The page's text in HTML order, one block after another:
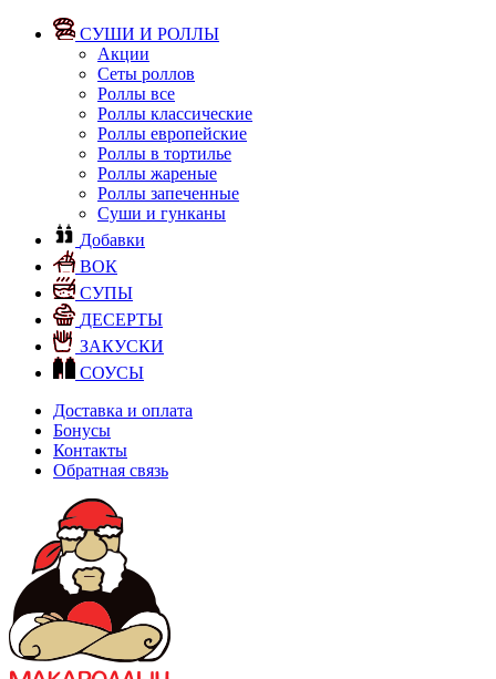
СУШИ И РОЛЛЫ
Акции
Сеты роллов
Роллы все
Роллы классические
Роллы европейские
Роллы в тортилье
Роллы жареные
Роллы запеченные
Суши и гунканы
Добавки
ВОК
СУПЫ
ДЕСЕРТЫ
ЗАКУСКИ
СОУСЫ
Доставка и оплата
Бонусы
Контакты
Обратная связь